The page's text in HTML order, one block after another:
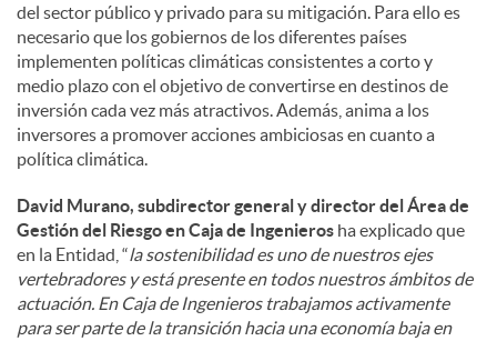
del sector público y privado para su mitigación. Para ello es
necesario que los gobiernos de los diferentes países
implementen políticas climáticas consistentes a corto y
medio plazo con el objetivo de convertirse en destinos de
inversión cada vez más atractivos. Además, anima a los
inversores a promover acciones ambiciosas en cuanto a
política climática.
David Murano, subdirector general y director del Área de
Gestión del Riesgo en Caja de Ingenieros ha explicado que
en la Entidad, “la sostenibilidad es uno de nuestros ejes
vertebradores y está presente en todos nuestros ámbitos de
actuación. En Caja de Ingenieros trabajamos activamente
para ser parte de la transición hacia una economía baja en